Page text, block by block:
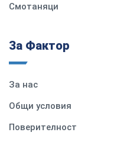
Смотаняци
За Фактор
За нас
Общи условия
Поверителност